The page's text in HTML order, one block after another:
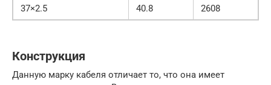
37×2.5
40.8 2608
Конструкция
Данную марку кабеля отличает то, что она имеет